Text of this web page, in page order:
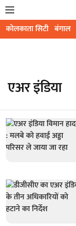
कोलकाता सिटी बंगाल
एअर इंडिया